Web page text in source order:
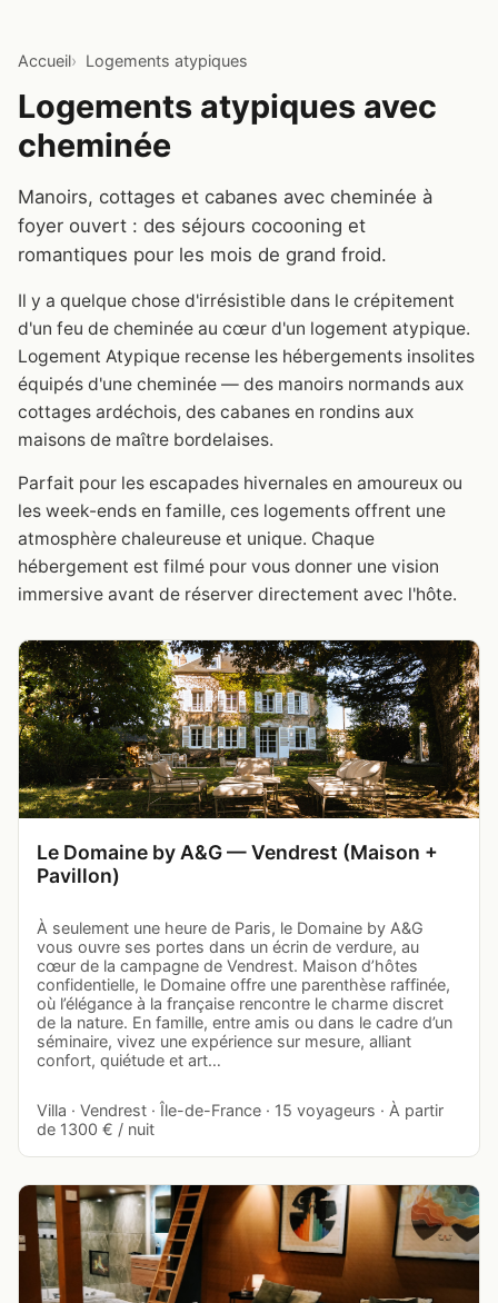
Accueil Logements atypiques
Logements atypiques avec
cheminée
Manoirs, cottages et cabanes avec cheminée à
foyer ouvert : des séjours cocooning et
romantiques pour les mois de grand froid.
Il y a quelque chose d'irrésistible dans le crépitement
d'un feu de cheminée au cœur d'un logement atypique.
Logement Atypique recense les hébergements insolites
équipés d'une cheminée — des manoirs normands aux
cottages ardéchois, des cabanes en rondins aux
maisons de maître bordelaises.
Parfait pour les escapades hivernales en amoureux ou
les week-ends en famille, ces logements offrent une
atmosphère chaleureuse et unique. Chaque
hébergement est filmé pour vous donner une vision
immersive avant de réserver directement avec l'hôte.
Le Domaine by A&G — Vendrest (Maison +
Pavillon)
À seulement une heure de Paris, le Domaine by A&G
vous ouvre ses portes dans un écrin de verdure, au
cœur de la campagne de Vendrest. Maison d’hôtes
confidentielle, le Domaine offre une parenthèse raffinée,
où l’élégance à la française rencontre le charme discret
de la nature. En famille, entre amis ou dans le cadre d’un
séminaire, vivez une expérience sur mesure, alliant
confort, quiétude et art…
Villa · Vendrest · Île-de-France · 15 voyageurs · À partir
de 1300 € / nuit